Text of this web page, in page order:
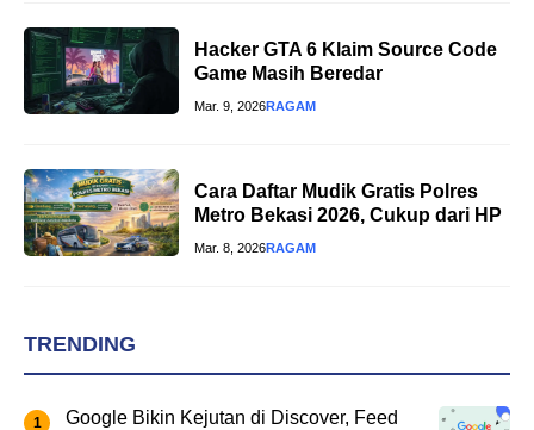
Hacker GTA 6 Klaim Source Code
Game Masih Beredar
Mar. 9, 2026RAGAM
Cara Daftar Mudik Gratis Polres
Metro Bekasi 2026, Cukup dari HP
Mar. 8, 2026RAGAM
TRENDING
Google Bikin Kejutan di Discover, Feed